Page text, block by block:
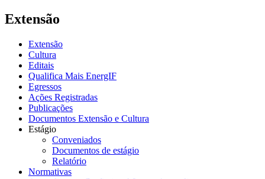
Extensão
Extensão
Cultura
Editais
Qualifica Mais EnergIF
Egressos
Ações Registradas
Publicações
Documentos Extensão e Cultura
Estágio
Conveniados
Documentos de estágio
Relatório
Normativas